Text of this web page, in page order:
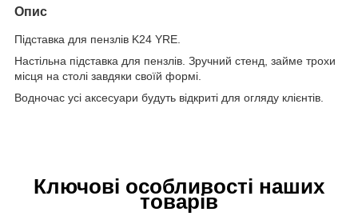
Опис
Підставка для пензлів K24 YRE.
Настільна підставка для пензлів. Зручний стенд, займе трохи
місця на столі завдяки своїй формі.
Водночас усі аксесуари будуть відкриті для огляду клієнтів.
Ключові особливості наших
товарів